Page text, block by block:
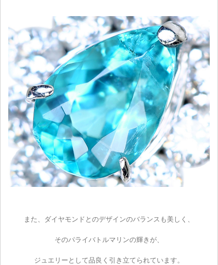
また、ダイヤモンドとのデザインのバランスも美しく、
そのパライバトルマリンの輝きが、
ジュエリーとして品良く引き立てられています。